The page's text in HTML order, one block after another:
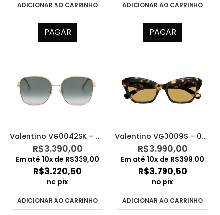
ADICIONAR AO CARRINHO
PAGAR
ADICIONAR AO CARRINHO
PAGAR
Valentino VG0042SK – 001
R$3.390,00
Em até 10x de R$339,00
R$3.220,50
no pix
ADICIONAR AO CARRINHO
Valentino VG0009S – 002
R$3.990,00
Em até 10x de R$399,00
R$3.790,50
no pix
ADICIONAR AO CARRINHO